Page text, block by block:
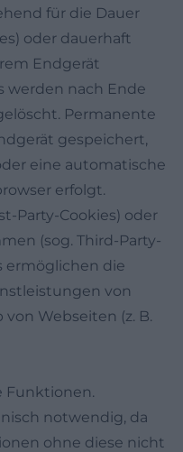
für die Dauer
oder dauerhaft
Endgerät
werden nach Ende
Permanente
gespeichert,
eine automatische
erfolgt.
Party-Cookies) oder
(sog. Third-Party-
ermöglichen die
von
Webseiten (z. B.
Funktionen.
notwendig, da
ohne diese nicht